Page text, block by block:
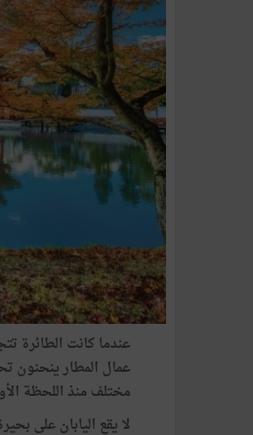
عندما كانت الطائرة
عمال المطارينحنون
مختلف منذ اللحظة
لا يقع اليابانعلى